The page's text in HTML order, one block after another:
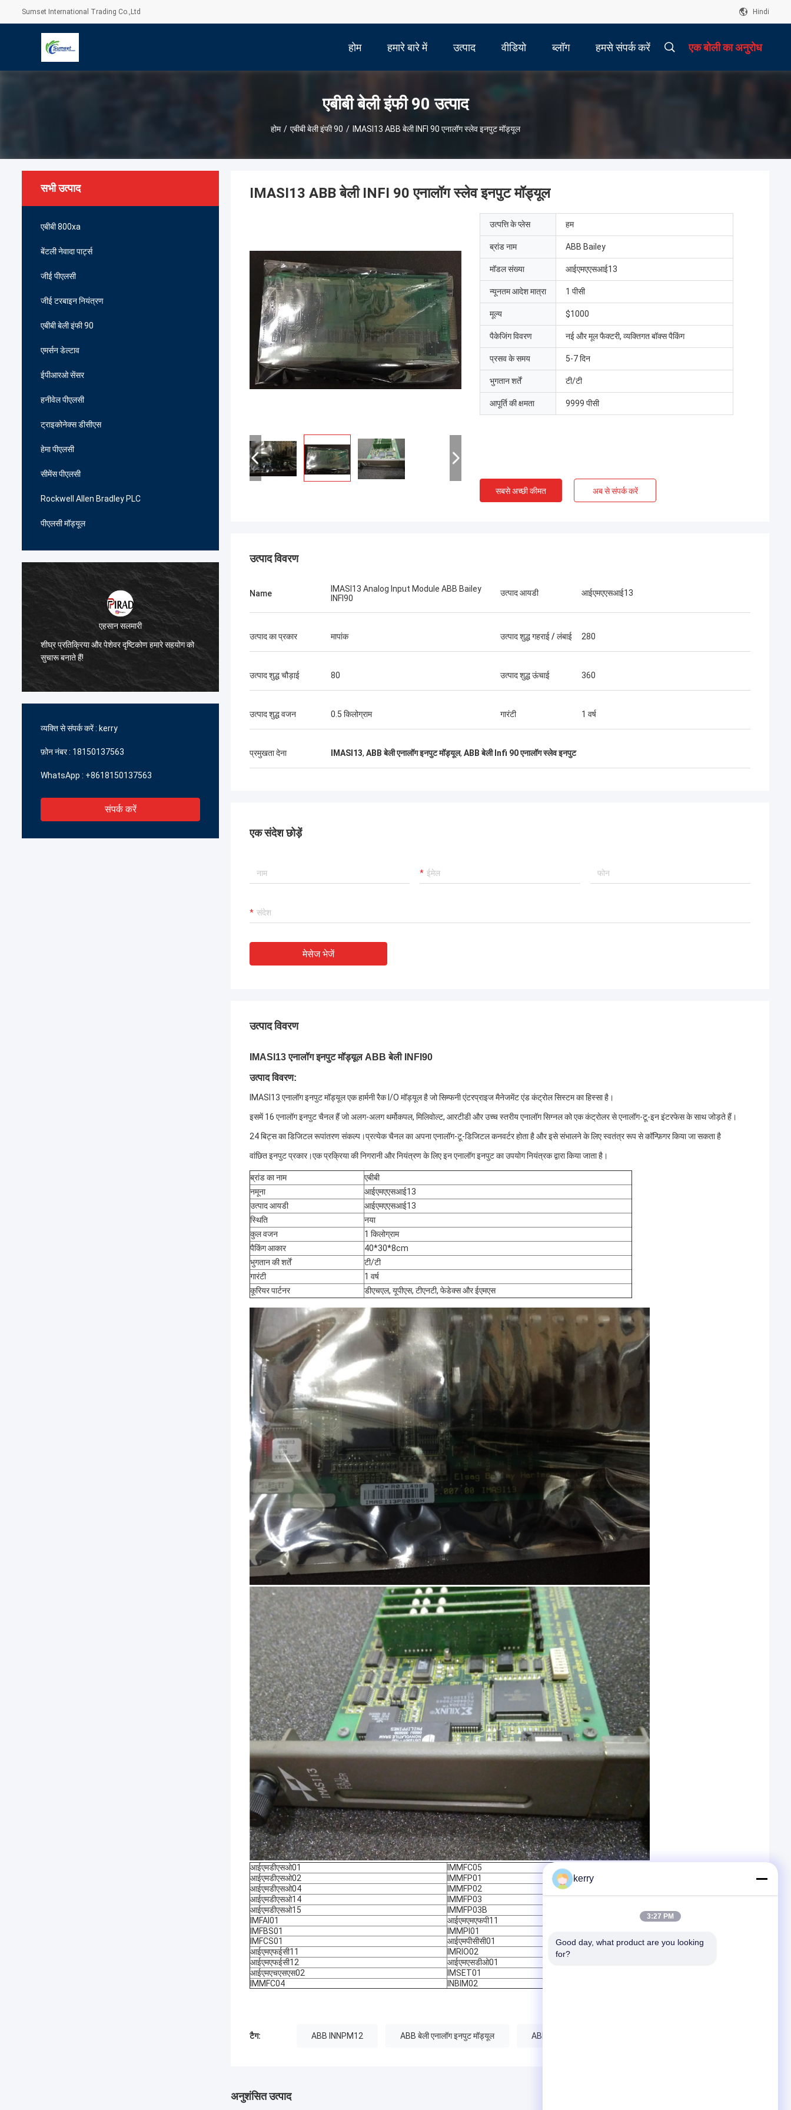
Sumset International Trading Co.,Ltd Hindi
होम हमारे बारे में उत्पाद वीडियो ब्लॉग हमसे संपर्क करें एक बोली का अनुरोध
एबीबी बेली इंफी 90 उत्पाद
होम / एबीबी बेली इंफी 90 / IMASI13 ABB बेली INFI 90 एनालॉग स्लेव इनपुट मॉड्यूल
सभी उत्पाद
एबीबी 800xa
बेंटली नेवादा पार्ट्स
जीई पीएलसी
जीई टरबाइन नियंत्रण
एबीबी बेली इंफी 90
एमर्सन डेल्टाव
ईपीआरओ सेंसर
हनीवेल पीएलसी
ट्राइकोनेक्स डीसीएस
हेमा पीएलसी
सीमेंस पीएलसी
Rockwell Allen Bradley PLC
पीएलसी मॉड्यूल
एहसान सलमारी
शीघ्र प्रतिक्रिया और पेशेवर दृष्टिकोण हमारे सहयोग को
सुचारू बनाते हैं!
हमें उच्च गुणवत्ता वाले और किफायती उत्पाद उपलब्ध कराने
व्यक्ति से संपर्क करें : kerry
फ़ोन नंबर : 18150137563
WhatsApp : +8618150137563
संपर्क करें
IMASI13 ABB बेली INFI 90 एनालॉग स्लेव इनपुट मॉड्यूल
उत्पत्ति के प्लेस हम
ब्रांड नाम ABB Bailey
मॉडल संख्या आईएमएएसआई13
न्यूनतम आदेश मात्रा 1 पीसी
मूल्य $1000
पैकेजिंग विवरण नई और मूल फैक्टरी, व्यक्तिगत बॉक्स पैकिंग
प्रसव के समय 5-7 दिन
भुगतान शर्तें टी/टी
आपूर्ति की क्षमता 9999 पीसी
सबसे अच्छी कीमत अब से संपर्क करें
उत्पाद विवरण
Name
IMASI13 Analog Input Module ABB Bailey
INFI90
उत्पाद आयडी आईएमएएसआई13
उत्पाद का प्रकार मापांक उत्पाद शुद्ध गहराई / लंबाई 280
उत्पाद शुद्ध चौड़ाई 80 उत्पाद शुद्ध ऊंचाई 360
उत्पाद शुद्ध वजन 0.5 किलोग्राम गारंटी 1 वर्ष
प्रमुखता देना IMASI13, ABB बेली एनालॉग इनपुट मॉड्यूल, ABB बेली Infi 90 एनालॉग स्लेव इनपुट
एक संदेश छोड़ें
मेसेज भेजें
उत्पाद विवरण
IMASI13 एनालॉग इनपुट मॉड्यूल ABB बेली INFI90
उत्पाद विवरण:
IMASI13 एनालॉग इनपुट मॉड्यूल एक हार्मनी रैक I/O मॉड्यूल है जो सिम्फनी एंटरप्राइज मैनेजमेंट एंड कंट्रोल सिस्टम का हिस्सा है।
इसमें 16 एनालॉग इनपुट चैनल हैं जो अलग-अलग थर्मोकपल, मिलिवोल्ट, आरटीडी और उच्च स्तरीय एनालॉग सिग्नल को एक कंट्रोलर से एनालॉग-टू-इन इंटरफेस के साथ जोड़ते हैं।
24 बिट्स का डिजिटल रूपांतरण संकल्प।प्रत्येक चैनल का अपना एनालॉग-टू-डिजिटल कनवर्टर होता है और इसे संभालने के लिए स्वतंत्र रूप से कॉन्फ़िगर किया जा सकता है
वांछित इनपुट प्रकार।एक प्रक्रिया की निगरानी और नियंत्रण के लिए इन एनालॉग इनपुट का उपयोग नियंत्रक द्वारा किया जाता है।
ब्रांड का नाम
एबीबी
नमूना
आईएमएएसआई13
उत्पाद आयडी
आईएमएएसआई13
स्थिति
नया
कुल वजन
1 किलोग्राम
पैकिंग आकार
40*30*8cm
भुगतान की शर्तें
टी/टी
गारंटी
1 वर्ष
कूरियर पार्टनर
डीएचएल, यूपीएस, टीएनटी, फेडेक्स और ईएमएस
आईएमडीएसओ01
IMMFC05
आईएमडीएसओ02
IMMFP01
आईएमडीएसओ04
IMMFP02
आईएमडीएसओ14
IMMFP03
आईएमडीएसओ15
IMMFP03B
IMFAI01
आईएमएमएफपी11
IMFBS01
IMMPI01
IMFCS01
आईएमपीसीसी01
आईएमएफईसी11
IMRIO02
आईएमएफईसी12
आईएमएसडीओ01
आईएमएचएसएस02
IMSET01
IMMFC04
INBIM02
टैग: ABB INNPM12 ABB बेली एनालॉग इनपुट मॉड्यूल ABB imaso01
अनुशंसित उत्पाद
kerry
3:27 PM
Good day, what product are you looking
for?